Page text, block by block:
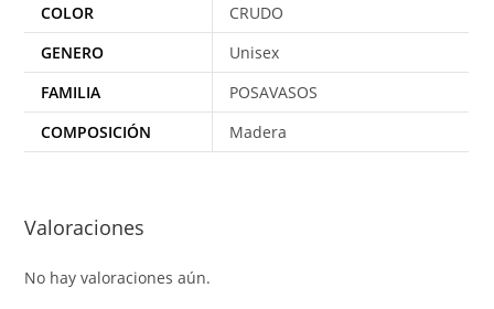
COLOR
CRUDO
GENERO
Unisex
FAMILIA
POSAVASOS
COMPOSICIÓN
Madera
Valoraciones
No hay valoraciones aún.